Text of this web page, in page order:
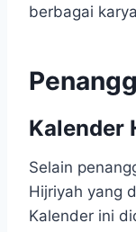
berbagai
Kalender
Selain
Hijriyah yang
Kalender ini